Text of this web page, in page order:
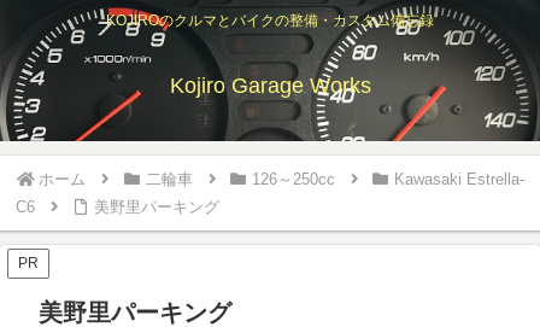
KOJIROのクルマとバイクの整備・カスタム備忘録
Kojiro Garage Works
ホーム 二輪車 126～250cc
Kawasaki Estrella-
C6
美野里パーキング
PR
美野里パーキング